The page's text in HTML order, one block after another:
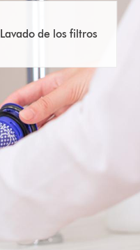
Lavado de los filtros